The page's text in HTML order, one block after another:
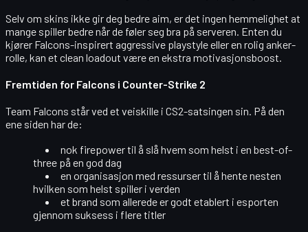
Selv om skins ikke gir deg bedre aim, er det ingen hemmelighet at
mange spillerbedre når de føler seg bra på serveren. Enten du
kjører Falcons-inspirert aggressive playstyle eller en rolig anker-
rolle, kan et clean loadout være en ekstra motivasjonsboost.
Fremtiden for Falcons i Counter-Strike 2
Team Falcons står ved et veiskille i CS2-satsingen sin. På den
ene siden har de:
nok firepower til å slå hvem som helst i en best-of-
three på en god dag
en organisasjon med ressurser til å hente nesten
hvilken som helst spiller i verden
et brand som allerede er godt etablert i esporten
gjennom suksess i flere titler